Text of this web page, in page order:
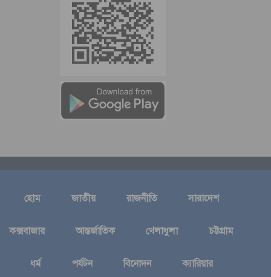
হোম জাতীয় রাজনীতি সারাদেশ
কক্সবাজার আন্তর্জাতিক খেলাধুলা চট্টগ্রাম
ধর্ম পর্যটন বিনোদন ক্যারিয়ার